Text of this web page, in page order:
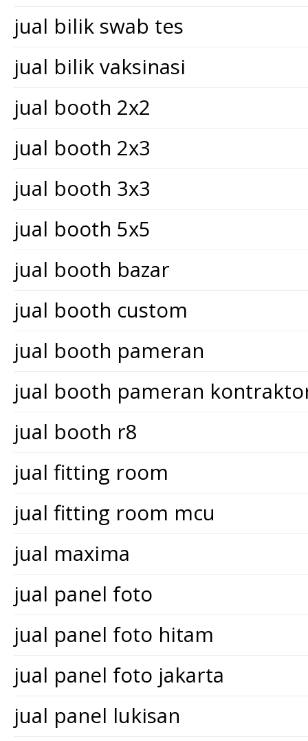
jual bilik swab tes
jual bilik vaksinasi
jual booth 2x2
jual booth 2x3
jual booth 3x3
jual booth 5x5
jual booth bazar
jual booth custom
jual booth pameran
jual booth pameran
jual booth r8
jual fitting room
jual fitting room mcu
jual maxima
jual panel foto
jual panel foto hitam
jual panel foto jakarta
jual panel lukisan